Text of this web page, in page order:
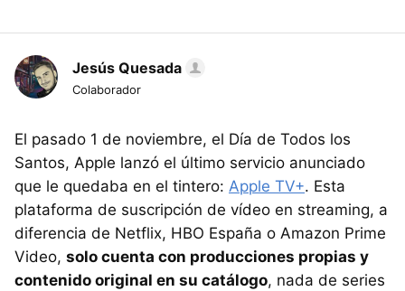
Jesús Quesada
Colaborador
El pasado 1 de noviembre, el Día de Todos los
Santos, Apple lanzó el último servicio anunciado
que le quedaba en el tintero: Apple TV+. Esta
plataforma de suscripción de vídeo en streaming, a
diferencia de Netflix, HBO España o Amazon Prime
Video, solo cuenta con producciones propias y
contenido original en su catálogo, nada de series